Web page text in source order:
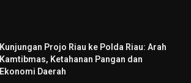
Kunjungan Projo Riau ke Polda Riau: Arah
Kamtibmas, Ketahanan Pangan dan
Ekonomi Daerah